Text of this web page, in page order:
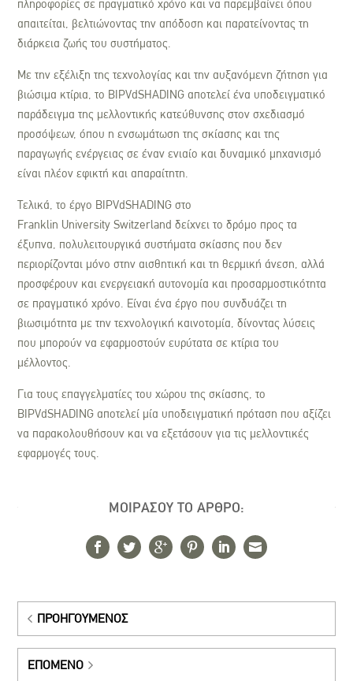
πληροφορίες σε πραγματικό χρόνο και να παρεμβαίνει όπου
απαιτείται, βελτιώνοντας την απόδοση και παρατείνοντας τη
διάρκεια ζωής του συστήματος.
Με την εξέλιξη της τεχνολογίας και την αυξανόμενη ζήτηση για
βιώσιμα κτίρια, το BIPVdSHADING αποτελεί ένα υποδειγματικό
παράδειγμα της μελλοντικής κατεύθυνσης στον σχεδιασμό
προσόψεων, όπου η ενσωμάτωση της σκίασης και της
παραγωγής ενέργειας σε έναν ενιαίο και δυναμικό μηχανισμό
είναι πλέον εφικτή και απαραίτητη.
Τελικά, το έργο BIPVdSHADING στο
Franklin University Switzerland δείχνει το δρόμο προς τα
έξυπνα, πολυλειτουργικά συστήματα σκίασης που δεν
περιορίζονται μόνο στην αισθητική και τη θερμική άνεση, αλλά
προσφέρουν και ενεργειακή αυτονομία και προσαρμοστικότητα
σε πραγματικό χρόνο. Είναι ένα έργο που συνδυάζει τη
βιωσιμότητα με την τεχνολογική καινοτομία, δίνοντας λύσεις
που μπορούν να εφαρμοστούν ευρύτατα σε κτίρια του
μέλλοντος.
Για τους επαγγελματίες του χώρου της σκίασης, το
BIPVdSHADING αποτελεί μία υποδειγματική πρόταση που αξίζει
να παρακολουθήσουν και να εξετάσουν για τις μελλοντικές
εφαρμογές τους.
ΜΟΙΡΑΣΟΥ ΤΟ ΑΡΘΡΟ:
ΠΡΟΗΓΟΎΜΕΝΟΣ
ΕΠΌΜΕΝΟ